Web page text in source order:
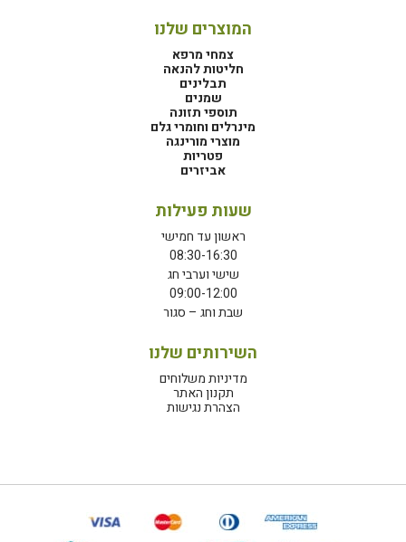
המוצרים שלנו
צמחי מרפא
חליטות להנאה
תבלינים
שמנים
תוספי תזונה
מינרלים וחומרי גלם
מוצרי מורינגה
פטריות
אביזרים
שעות פעילות
ראשון עד חמישי
08:30-16:30
שישי וערבי חג
09:00-12:00
שבת וחג – סגור
השירותים שלנו
מדיניות משלוחים
תקנון האתר
הצהרת נגישות